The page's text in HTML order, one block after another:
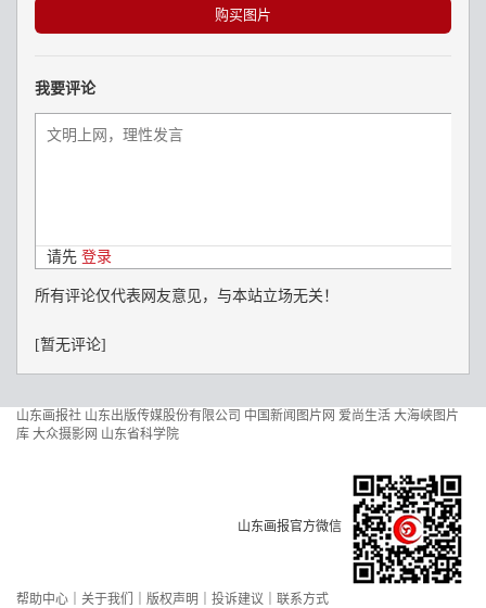
购买图片
山东画报社 山东出版传媒股份有限公司 中国新闻图片网 爱尚生活 大海峡图片
库 大众摄影网 山东省科学院
山东画报官方微信
帮助中心 关于我们 版权声明 投诉建议 联系方式